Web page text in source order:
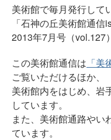
美術館で毎月発行して
「石神の丘美術館通信
2013年7月号（vol.127
この美術館通信は 「
ご覧いただけるほか、
美術館内をはじめ、岩
しています。
また、美術館通路やい
ています。